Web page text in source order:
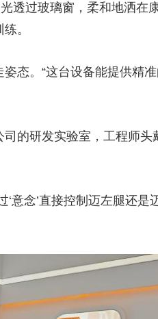
网球 综合体育 亚冬会
乐龄 阅读 艺术 汽车
过玻璃窗，柔和地洒在
。
。“这台设备能提供精准
的研发实验室，工程师头
念’直接控制迈左腿还是